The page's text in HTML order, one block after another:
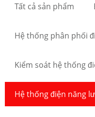
Tất cả sản phẩm
Hệ thống phân phối
Kiểm soát hệ thống
Hệ thống điện năng